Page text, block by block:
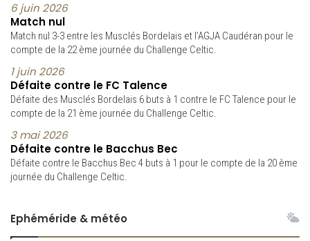
6 juin 2026
Match nul
Match nul 3-3 entre les Musclés Bordelais et l’AGJA Caudéran pour le
compte de la 22 ème journée du Challenge Celtic.
1 juin 2026
Défaite contre le FC Talence
Défaite des Musclés Bordelais 6 buts à 1 contre le FC Talence pour le
compte de la 21 ème journée du Challenge Celtic.
3 mai 2026
Défaite contre le Bacchus Bec
Défaite contre le Bacchus Bec 4 buts à 1 pour le compte de la 20 ème
journée du Challenge Celtic.
Ephéméride & météo